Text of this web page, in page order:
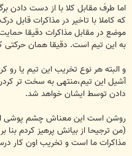
اما طرف مقابل کلا با از دست
که کاملا با تاخیر در مذاکرات قابل
موضع در مقابل مذاکرات دقیقا حمایت
به این تیم است. دقیقا همان حرکتی
و البته هر نوع تخریب این تیم یا رو
آشیل این تیم،منتهی به سخت تر
دادن توسط ایشان خواهد شد.
روشن است این معناش چشم پوشی از
(من ترجیحا از بیانش پرهیز کردم بنا
مذاکرات ما است و تخریب اون کار